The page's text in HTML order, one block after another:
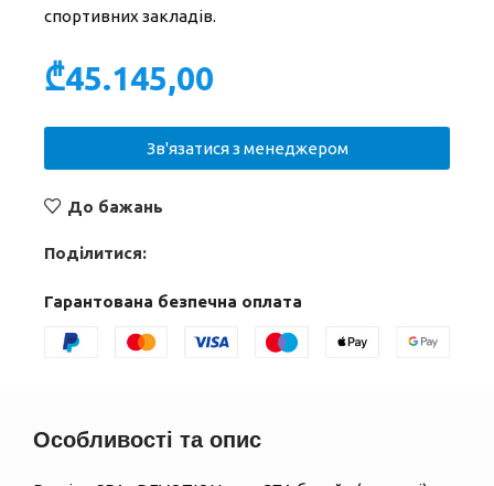
спортивних закладів.
₾45.145,00
Зв'язатися з менеджером
До бажань
Поділитися:
Гарантована безпечна оплата
Особливості та опис